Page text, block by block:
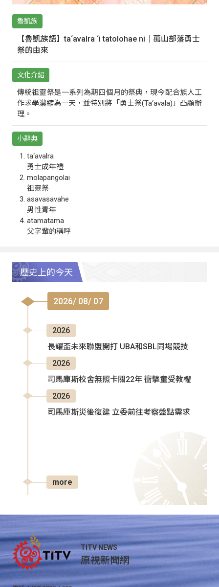
魯凱族
【魯凱族語】ta‘avalra ‘i tatolohae ni｜萬山部落勇士
祭的由來
文化介紹
傳統祖靈祭是一系列為期四個月的祭典，現今配合族人工
作求學濃縮為一天，並特別將「勇士祭(Ta‘avala)」凸顯辦
理。
小辭典
ta‘avalra
勇士成年禮
molapangolai
祖靈祭
asavasavahe
男性青年
atamatama
父字輩的稱呼
歷史上的今天
2026/ 08/ 07
2026
長耀盃未來聯盟開打 UBA和SBL同場競技
2026
司馬庫斯校舍無照卡關22年 衝擊童受教權
2026
司馬庫斯災後復建 立委前往考察盤點需求
more
TITV NEWS
原視新聞網